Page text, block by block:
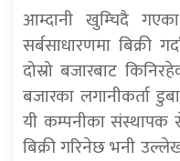
आम्दानी खुम्चिदै
सर्बसाधारणमा बिक्री
दोस्रो बजारबाट
बजारका लगानीकर्ता
यी कम्पनीका संस्थापक
बिक्री गरिनेछ भनी